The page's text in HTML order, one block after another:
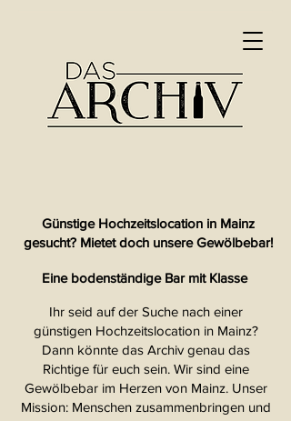
Günstige Hochzeitslocation in Mainz
gesucht? Mietet doch unsere Gewölbebar!
Eine bodenständige Bar mit Klasse
Ihr seid auf der Suche nach einer
günstigen Hochzeitslocation in Mainz?
Dann könnte das Archiv genau das
Richtige für euch sein. Wir sind eine
Gewölbebar im Herzen von Mainz. Unser
Mission: Menschen zusammenbringen und